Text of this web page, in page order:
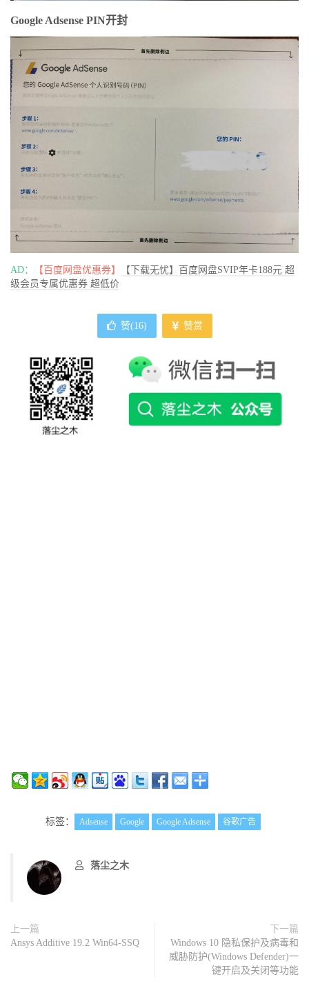
Google Adsense PIN开封
AD： 【百度网盘优惠券】
【下载无忧】百度网盘SVIP年卡188元 超
级会员专属优惠券 超低价
赞(16) 赞赏
标签： Adsense Google Google Adsense 谷歌广告
落尘之木
上一篇
Ansys Additive 19.2 Win64-SSQ
下一篇
Windows 10 隐私保护及病毒和
威胁防护(Windows Defender)一
键开启及关闭等功能